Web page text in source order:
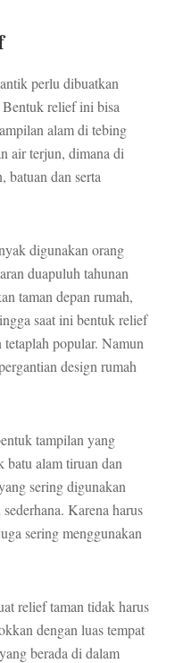
perlu dibuatkan
relief ini bisa
alam di tebing
air terjun, dimana di
batuan dan serta
digunakan orang
duapuluh tahunan
taman depan rumah,
saat ini bentuk relief
popular. Namun
design rumah
tampilan yang
alam tiruan dan
sering digunakan
Karena harus
sering menggunakan
relief taman tidak harus
dengan luas tempat
berada di dalam